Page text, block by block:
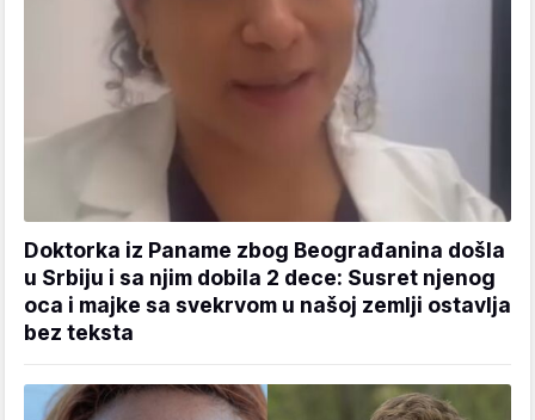
Doktorka iz Paname zbog Beograđanina došla
u Srbiju i sa njim dobila 2 dece: Susret njenog
oca i majke sa svekrvom u našoj zemlji ostavlja
bez teksta